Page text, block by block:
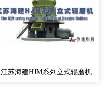
江苏海建HJM系列立式辊磨机